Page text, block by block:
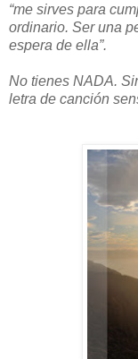
“me sirves para
ordinario. Ser una
espera de ella”.
No tienes NADA.
letra de canción